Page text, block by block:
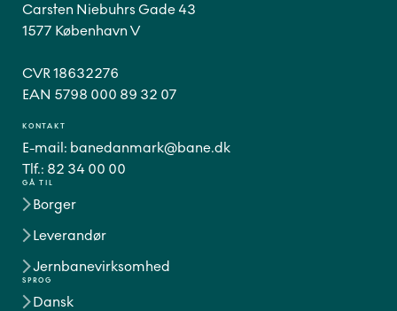
GÅ TIL
Borger
Leverandør
Jernbanevirksomhed
SPROG
Dansk
Carsten Niebuhrs Gade 43
1577 København V
CVR 18632276
EAN 5798 000 89 32 07
KONTAKT
E-mail: banedanmark@bane.dk
Tlf.: 82 34 00 00